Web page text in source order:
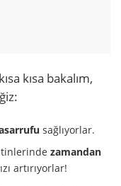
kısa bakalım,
sağlıyorlar.
zamandan
artırıyorlar!